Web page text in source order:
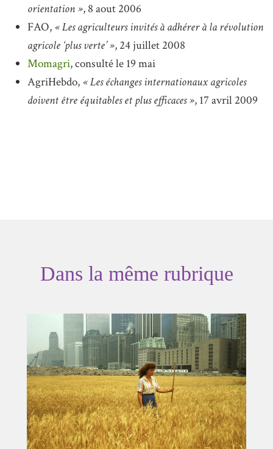
orientation », 8 aout 2006
FAO, « Les agriculteurs invités à adhérer à la révolution
agricole ‘plus verte’ », 24 juillet 2008
Momagri, consulté le 19 mai
AgriHebdo, « Les échanges internationaux agricoles
doivent être équitables et plus efficaces », 17 avril 2009
Dans la même rubrique